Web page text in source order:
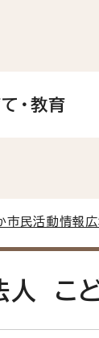
・教育
市民活動情報
人 こ